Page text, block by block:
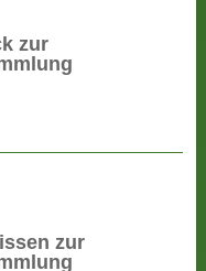
zur
zur